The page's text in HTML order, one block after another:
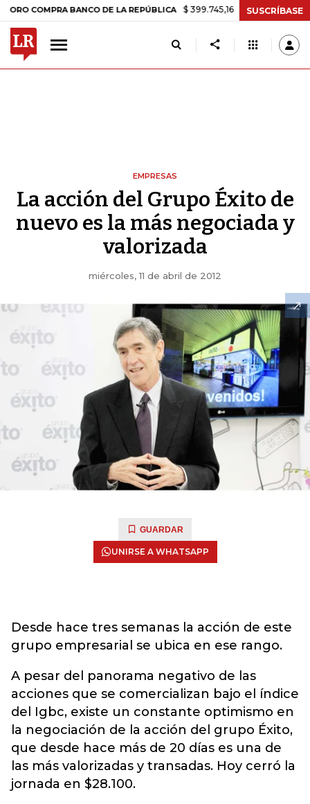
BANCO DE LA REPÚBLICA $ 399.745,16 +$ 2.295,71 +0,58%
SUSCRÍBASE
EMPRESAS
La acción del Grupo Éxito de
nuevo es la más negociada y
valorizada
miércoles, 11 de abril de 2012
GUARDAR
UNIRSE A WHATSAPP
Desde hace tres semanas la acción de este
grupo empresarial se ubica en ese rango.
A pesar del panorama negativo de las
acciones que se comercializan bajo el índice
del Igbc, existe un constante optimismo en
la negociación de la acción del grupo Éxito,
que desde hace más de 20 días es una de
las más valorizadas y transadas. Hoy cerró la
jornada en $28.100.